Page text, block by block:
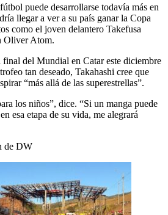
puede desarrollarse todavía más en
llegar a ver a su país ganar la Copa
como el joven delantero Takefusa
Oliver Atom.
final del Mundial en Catar este diciembre
tan deseado, Takahashi cree que
“más allá de las superestrellas”.
los niños”, dice. “Si un manga puede
esa etapa de su vida, me alegrará
de DW